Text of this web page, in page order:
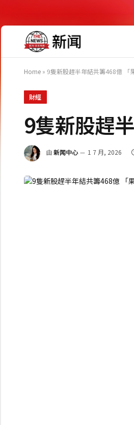
Home » 9隻新股趕半年結共籌468億 「
財經
9隻新股趕
由 新闻中心 1 7 月, 2026